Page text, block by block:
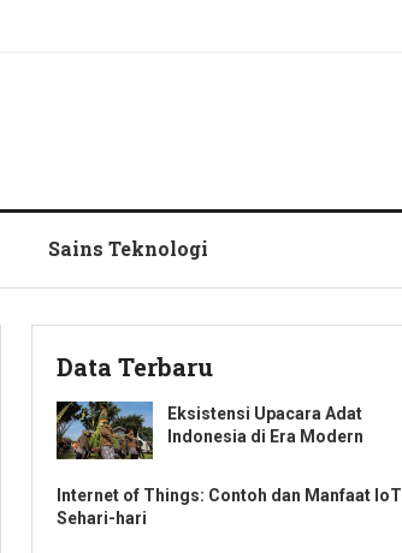
Sains Teknologi
Data Terbaru
Eksistensi Upacara Adat
Indonesia di Era Modern
Internet of Things: Contoh dan Manfaat IoT
Sehari-hari